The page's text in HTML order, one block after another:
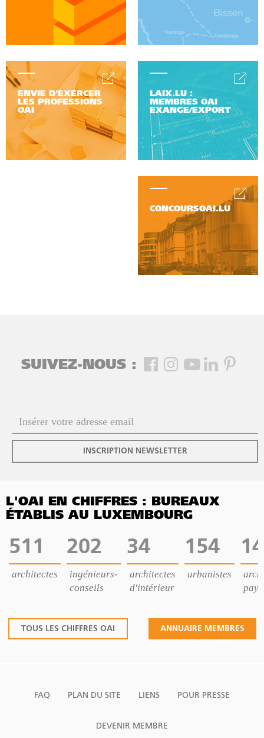
ENVIE D'EXERCER
LES PROFESSIONS
OAI
LAIX.LU :
MEMBRES OAI
EXANGE/EXPORT
CONCOURSOAI.LU
SUIVEZ-NOUS :
INSCRIPTION NEWSLETTER
L'OAI EN CHIFFRES : BUREAUX
ÉTABLIS AU LUXEMBOURG
511
architectes
202
ingénieurs-
conseils
34
architectes
d'intérieur
154
urbanistes
14
TOUS LES CHIFFRES OAI ANNUAIRE MEMBRES
FAQ PLAN DU SITE LIENS POUR PRESSE
DEVENIR MEMBRE